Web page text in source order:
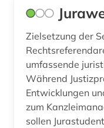
gesetzbuch (1)
gesetze (6)
Zielsetzung der
umfassende
Während
Entwicklungen
zum
sollen